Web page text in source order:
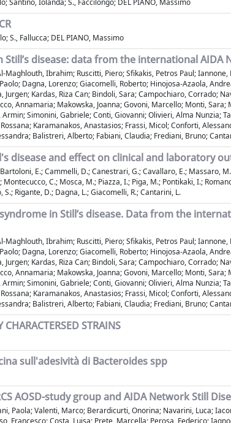
Santino, Iolanda; S., Faccilongo; DEL PIANO, Massimo
S., Fallucca; DEL PIANO, Massimo
disease: data from the international AIDA
Ibrahim; Ruscitti, Piero; Sfikakis, Petros Paul;
Dagna, Lorenzo; Giacomelli, Roberto; Hinojosa-Azaola,
Kardas, Riza Can; Bindoli, Sara; Campochiaro, Corrado;
Annamaria; Makowska, Joanna; Govoni, Marcello; Monti,
Simonini, Gabriele; Conti, Giovanni; Olivieri, Alma Nunzia;
Karamanakos, Anastasios; Frassi, Micol; Conforti,
Balistreri, Alberto; Fabiani, Claudia; Frediani, Bruno;
disease and effect on clinical and laboratory
E.; Cammelli, D.; Canestrari, G.; Cavallaro, E.; Massaro,
C.; Mosca, M.; Piazza, I.; Piga, M.; Pontikaki, I.;
Rigante, D.; Dagna, L.; Giacomelli, R.; Cantarini, L.
in Still’s disease. Data from the
Ibrahim; Ruscitti, Piero; Sfikakis, Petros Paul;
Dagna, Lorenzo; Giacomelli, Roberto; Hinojosa-Azaola,
Kardas, Riza Can; Bindoli, Sara; Campochiaro, Corrado;
Annamaria; Makowska, Joanna; Govoni, Marcello; Monti,
Simonini, Gabriele; Conti, Giovanni; Olivieri, Alma Nunzia;
Karamanakos, Anastasios; Frassi, Micol; Conforti,
Balistreri, Alberto; Fabiani, Claudia; Frediani, Bruno;
STRAINS
sull'adesività di Bacteroides spp
AOSD-study group and AIDA Network Still
Paola; Valenti, Marco; Berardicurti, Onorina; Navarini, Luca;
Francesco; Costa, Luisa; Prete, Marcella; Perosa, Federico;